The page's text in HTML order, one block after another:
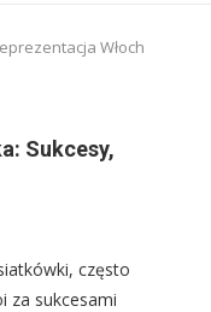
Włoch
Sukcesy,
często
za sukcesami